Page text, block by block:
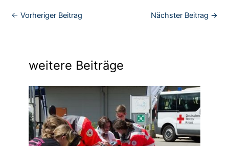
← Vorheriger Beitrag Nächster Beitrag →
weitere Beiträge